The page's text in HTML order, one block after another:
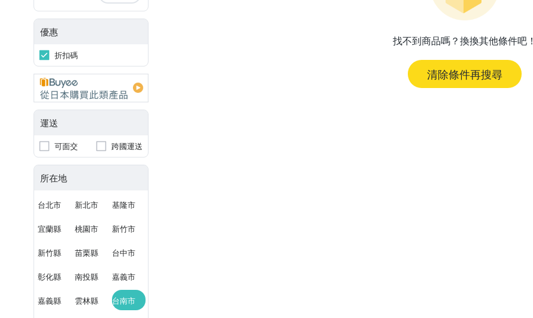
優惠
折扣碼
運送
可面交 跨國運送
所在地
台北市 新北市 基隆市
宜蘭縣 桃園市 新竹市
新竹縣 苗栗縣 台中市
彰化縣 南投縣 嘉義市
嘉義縣 雲林縣 台南市
找不到商品嗎？換換其他條件吧！
清除條件再搜尋